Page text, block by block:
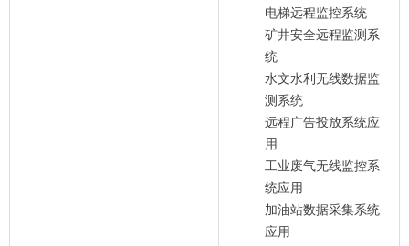
电梯远程监控系统
矿井安全远程监测系
统
水文水利无线数据监
测系统
远程广告投放系统应
用
工业废气无线监控系
统应用
加油站数据采集系统
应用